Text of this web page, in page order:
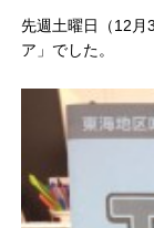
先週土曜日（12月
ア」でした。